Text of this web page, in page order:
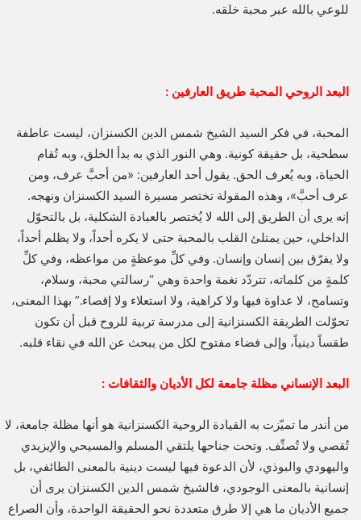
للوعي بالله عبر محبة خلقه.
البعد الروحي المحبة طريق العارفين :
المحبة، في فكر السيد الشيخ شمس الدين الكسنزان، ليست عاطفة
سطحية، بل حقيقة كونية. وهي النور الذي به بدأ الخلق، وبه تُقام
الحياة، وبه يُعرف الحق. يقول أحد العارفين: «من أحبَّ عرف، ومن
عرف أحبَّ»، وهذه المقولة تختصر مسيرة السيد الكسنزان ونهجه.
إنه يرى أن الطريق إلى الله لا يُختصر بالعبادة الشكلية، بل بالتحوّل
الداخلي، حين يمتلئ القلب بالمحبة حتى لا يكره أحداً، ولا يظلم أحداً،
ولا يفرّق بين إنسان وإنسان. وفي كلِّ موعظةٍ من مواعظه، وفي كلِّ
كلمةٍ من كلماته، تتردّد نغمة واحدة وهي “رسالتي محبة، وسلام،
وتسامح، لا عداوة فيها ولا كراهية، ولا استعلاء ولا إقصاء.” بهذا المعنى،
تحوّلت الطريقة الكسنزانية إلى مدرسة تربية للروح قبل أن تكون
طقساً دينياً، وإلى فضاء مفتوح لكل من يبحث عن الله في نقاء قلبه.
البعد الإنساني مظلة جامعة لكل الأديان والثقافات :
من أندر ما تميّزت به القيادة الروحية الكسنزانية هو أنها مظلة جامعة، لا
تُقصي ولا تُصنِّف. وتحت جناحها يلتقي المسلم والمسيحي والإيزيدي
واليهودي والبوذي، لأن الدعوة فيها ليست دينية بالمعنى الطائفي، بل
إنسانية بالمعنى الوجودي، فالشيخ شمس الدين الكسنزان يرى أن
جميع الأديان ما هي إلا طرق متعددة نحو الحقيقة الواحدة، وأن الصراع